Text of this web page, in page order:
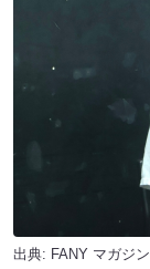
出典: FANY マガジン